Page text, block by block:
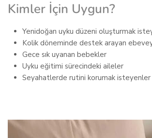
Kimler İçin Uygun?
Yenidoğan uyku düzeni oluşturmak
Kolik döneminde destek arayan
Gece sık uyanan bebekler
Uyku eğitimi sürecindeki aileler
Seyahatlerde rutini korumak isteyenler